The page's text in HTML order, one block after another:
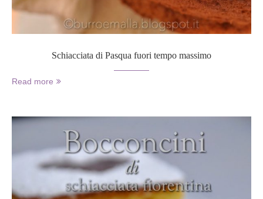
Schiacciata di Pasqua fuori tempo massimo
Read more